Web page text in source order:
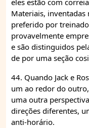
eles estão com
Materiais, inventadas
preferido por
provavelmente
e são distinguidos
de por uma seção
44. Quando Jack e
um ao redor do
uma outra
direções diferentes,
anti-horário.